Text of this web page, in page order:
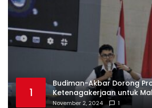
1
Budiman-Akbar Dorong
Ketenagakerjaan untuk
Timur, Juru Bicara: Ini
November 2, 2024 1